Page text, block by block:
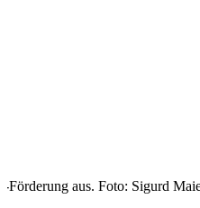
aus. Foto: Sigurd